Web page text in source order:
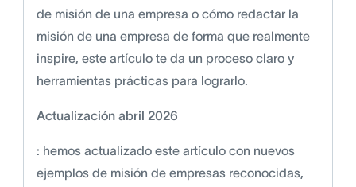
de misión de una empresa o cómo redactar la
misión de una empresa de forma que realmente
inspire, este artículo te da un proceso claro y
herramientas prácticas para lograrlo.
Actualización abril 2026
: hemos actualizado este artículo con nuevos
ejemplos de misión de empresas reconocidas,